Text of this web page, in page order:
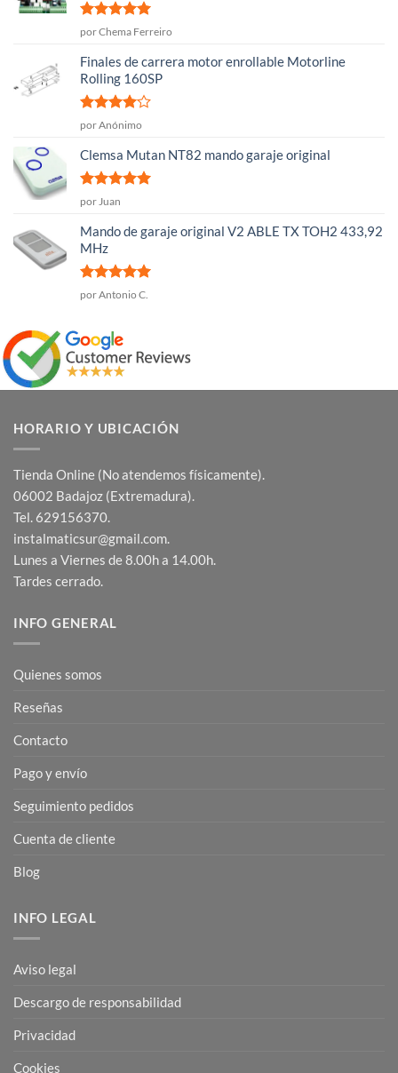
Valorado
por Chema Ferreiro
Finales de carrera motor enrollable Motorline
Rolling 160SP
Valorado
5
por Anónimo
Clemsa Mutan NT82 mando garaje original
Valorado
por Juan
Mando de garaje original V2 ABLE TX TOH2 433,92
MHz
Valorado
por Antonio C.
HORARIO Y UBICACIÓN
Tienda Online (No atendemos físicamente).
06002 Badajoz (Extremadura).
Tel. 629156370.
instalmaticsur@gmail.com.
Lunes a Viernes de 8.00h a 14.00h.
Tardes cerrado.
INFO GENERAL
Quienes somos
Reseñas
Contacto
Pago y envío
Seguimiento pedidos
Cuenta de cliente
Blog
INFO LEGAL
Aviso legal
Descargo de responsabilidad
Privacidad
Cookies